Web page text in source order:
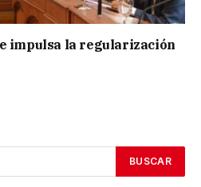
impulsa la regularización